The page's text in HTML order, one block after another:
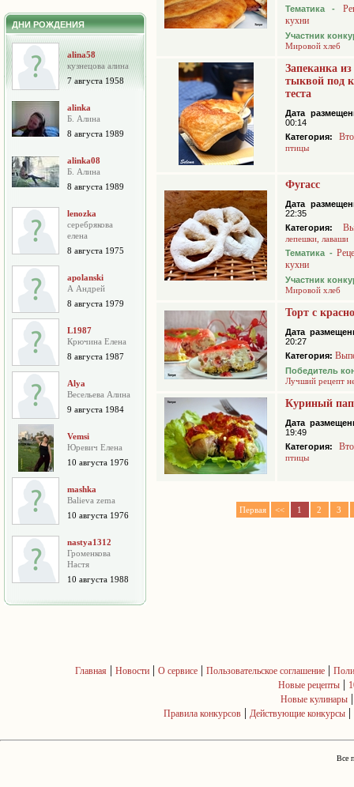
ДНИ РОЖДЕНИЯ
alina58
кузнецова алина
7 августа 1958
alinka
Б. Алина
8 августа 1989
alinka08
Б. Алина
8 августа 1989
lenozka
серебрякова
елена
8 августа 1975
apolanski
А Андрей
8 августа 1979
L1987
Крючина Елена
8 августа 1987
Alya
Весельева Алина
9 августа 1984
Vemsi
Юревич Елена
10 августа 1976
mashka
Balieva zema
10 августа 1976
nastya1312
Громенкова
Настя
10 августа 1988
Тематика -
кухни
Участник
Мировой хлеб
Запеканка
тыквой под
теста
Дата
00:14
Категория:
птицы
Фугасс
Дата
22:35
Категория:
лепешки, лаваши
Тематика -
кухни
Участник
Мировой хлеб
Торт с
Дата
20:27
Категория:
Победитель
Лучший рецепт
Куриный
Дата
19:49
Категория:
птицы
Первая << 1 2 3
Главная | Новости| О сервисе| Пользовательское соглашение|
Новые рецепты |
Новые кулинары
Правила конкурсов | Действующие конкурсы |
Все